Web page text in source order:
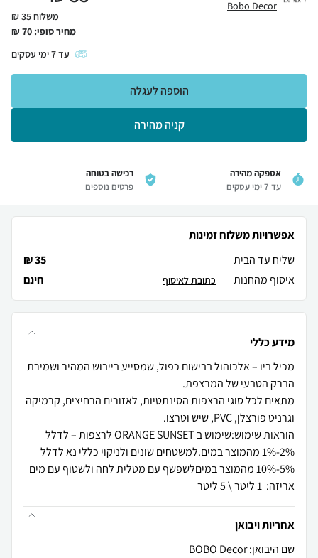
Bobo Decor
משלוח 35 ₪
מחיר סופי: 70
₪
עד7ימי עסקים
קניה מהירה
הוספה לעגלה
אספקה מהירה
עד 7 ימי עסקים
רכישה בטוחה
פרטים נוספים
אפשרויות משלוח זמינות
שליח עד הבית
35 ₪
איסוף מהחנות
חינם כתובת לאיסוף
מידע כללי
מכיל ביו – אלכוהול בבישום כפול, שמסייע בייבוש המהיר ושמירת
מתאים לכל סוגי הרצפות הסינתטיות, לאזורים הרחיצים, קרמיקה
הוראות שימוש:שימוש ב ORANGE SUNSET לרצפות – לדלל
2%-1% מהמוצר במים.למשטחים שונים ולניקוי כללי נא לדלל
אריזה: 1 ליטר \ 5 ליטר
אחריות ויבואן
שם היבואן: BOBO Decor